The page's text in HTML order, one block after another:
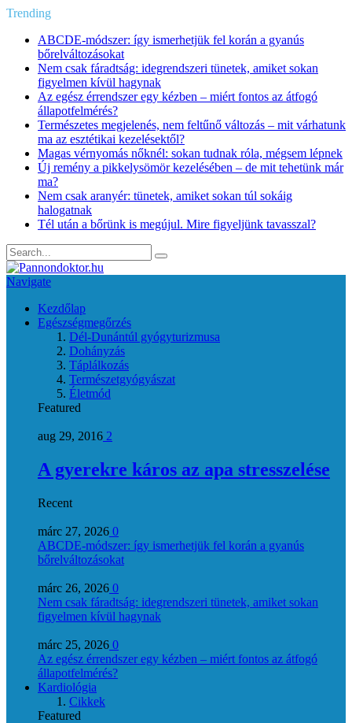
Trending
ABCDE‑módszer: így ismerhetjük fel korán a gyanús
bőrelváltozásokat
Nem csak fáradtság: idegrendszeri tünetek, amiket sokan
figyelmen kívül hagynak
Az egész érrendszer egy kézben – miért fontos az átfogó
állapotfelmérés?
Természetes megjelenés, nem feltűnő változás – mit várhatunk
ma az esztétikai kezelésektől?
Magas vérnyomás nőknél: sokan tudnak róla, mégsem lépnek
Új remény a pikkelysömör kezelésében – de mit tehetünk már
ma?
Nem csak aranyér: tünetek, amiket sokan túl sokáig
halogatnak
Tél után a bőrünk is megújul. Mire figyeljünk tavasszal?
Navigate
Kezdőlap
Egészségmegőrzés
Dél-Dunántúl gyógyturizmusa
Dohányzás
Táplálkozás
Természetgyógyászat
Életmód
Featured
aug 29, 2016 2
A gyerekre káros az apa stresszelése
Recent
márc 27, 2026 0
ABCDE‑módszer: így ismerhetjük fel korán a gyanús
bőrelváltozásokat
márc 26, 2026 0
Nem csak fáradtság: idegrendszeri tünetek, amiket sokan
figyelmen kívül hagynak
márc 25, 2026 0
Az egész érrendszer egy kézben – miért fontos az átfogó
állapotfelmérés?
Kardiológia
Cikkek
Featured